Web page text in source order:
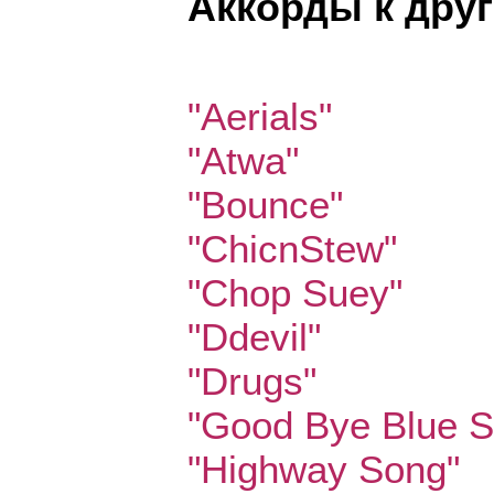
"Aerials"
"Atwa"
"Bounce"
"ChicnStew"
"Chop Suey"
"Ddevil"
"Drugs"
"Good Bye Blue
"Highway Song"